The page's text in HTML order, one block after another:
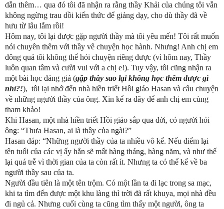
dẫn thêm… qua đó tôi đã nhận ra rằng thầy Khải của chúng tôi vẫn
không ngừng trau dồi kiến thức để giảng dạy, cho dù thầy đã về
hưu từ lâu lắm rồi!
Hôm nay, tôi lại được gặp người thầy mà tôi yêu mến! Tôi rất muốn
nói chuyên thêm với thầy vê chuyện học hành. Nhưng! Anh chị em
đông quá tôi không thể hỏi chuyện riêng được (vì hôm nay, Thầy
luôn quan tâm và cười vui với a chị e!). Tuy vậy, tôi cũng nhận ra
một bài học đáng giá (gặp thầy sao lại không học thêm được gì
nhỉ?!), tôi lại nhớ đến nhà hiền triết Hồi giáo Hasan và câu chuyện
về những người thầy của ông. Xin kể ra đây để anh chị em cùng
tham khảo!
Khi Hasan, một nhà hiền triết Hồi giáo sắp qua đời, có người hỏi
ông: “Thưa Hasan, ai là thầy của ngài?”
Hasan đáp: “Những người thầy của ta nhiều vô kể. Nếu điểm lại
tên tuổi của các vị ấy hẳn sẽ mất hàng tháng, hàng năm, và như thế
lại quá trễ vì thời gian của ta còn rất ít. Nhưng ta có thể kể về ba
người thầy sau của ta.
Người đầu tiên là một tên trộm. Có một lần ta đi lạc trong sa mạc,
khi ta tìm đến được một khu làng thì trời đã rất khuya, mọi nhà đều
đi ngủ cả. Nhưng cuối cùng ta cũng tìm thấy một người, ông ta